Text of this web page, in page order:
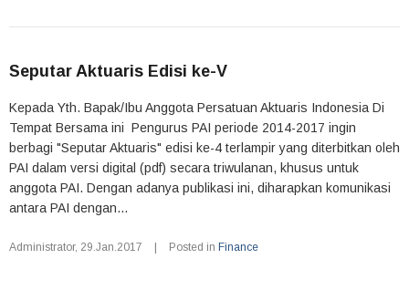
Seputar Aktuaris Edisi ke-V
Kepada Yth. Bapak/Ibu Anggota Persatuan Aktuaris Indonesia Di
Tempat Bersama ini Pengurus PAI periode 2014-2017 ingin
berbagi "Seputar Aktuaris" edisi ke-4 terlampir yang diterbitkan oleh
PAI dalam versi digital (pdf) secara triwulanan, khusus untuk
anggota PAI. Dengan adanya publikasi ini, diharapkan komunikasi
antara PAI dengan...
Administrator, 29.Jan.2017 Posted in Finance